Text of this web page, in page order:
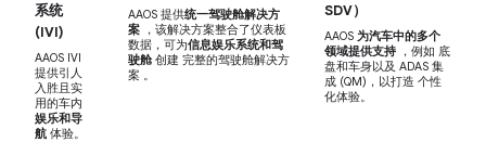
系统
(IVI)
AAOS IVI
提供引人
入胜且实
用的车内
娱乐和导
航 体验。
AAOS 提供统一驾驶舱解决方
案 ，该解决方案整合了仪表板
数据，可为信息娱乐系统和驾
驶舱 创建 完整的驾驶舱解决方
案 。
SDV）
AAOS 为汽车中的多个
领域提供支持 ，例如 底
盘和车身以及 ADAS 集
成 (QM)，以打造 个性
化体验。